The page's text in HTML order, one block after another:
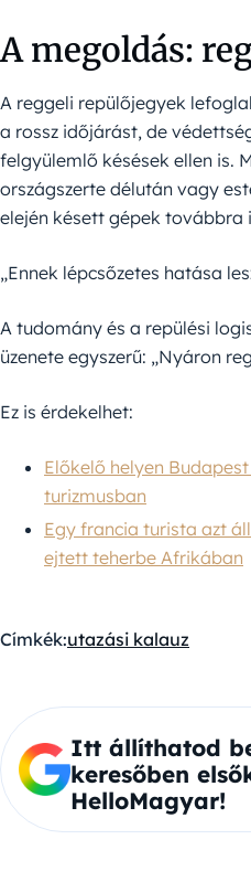
A megoldás:
A reggeli repülőjegyek
a rossz időjárást, de
felgyülemlő késések ellen is.
országszerte délután vagy
elején késett gépek továbbra
„Ennek lépcsőzetes hatása
A tudomány és a repülési
üzenete egyszerű: „Nyáron
Ez is érdekelhet:
Előkelő helyen
turizmusban
Egy francia turista azt
ejtett teherbe Afrikában
Címkék:utazási kalauz
Itt állíthatod
keresőben
HelloMagyar!